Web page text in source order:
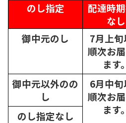
のし指定
配達時
なし
御中元のし
7月上旬
順次お
ます。
御中元以外のの
し
6月中旬
順次お
ます。
のし指定なし